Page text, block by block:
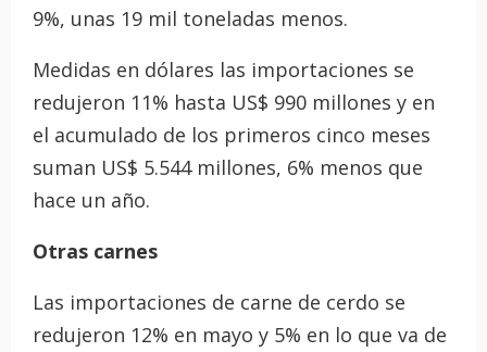
9%, unas 19 mil toneladas menos.
Medidas en dólares las importaciones se
redujeron 11% hasta US$ 990 millones y en
el acumulado de los primeros cinco meses
suman US$ 5.544 millones, 6% menos que
hace un año.
Otras carnes
Las importaciones de carne de cerdo se
redujeron 12% en mayo y 5% en lo que va de